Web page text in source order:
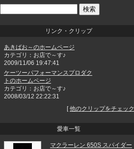
リンク・クリップ
あきばお～のホームページ
カテゴリ：お店で～す♪
2009/11/06 19:47:41
ケーツーパフォーマンスプロダク
トのホームページ
カテゴリ：お店で～す♪
2008/03/12 22:22:31
[他のクリップをチェック
愛車一覧
マクラーレン 650S スパイダー